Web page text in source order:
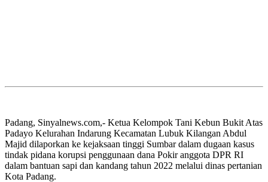
Padang, Sinyalnews.com,- Ketua Kelompok Tani Kebun Bukit Atas
Padayo Kelurahan Indarung Kecamatan Lubuk Kilangan Abdul
Majid dilaporkan ke kejaksaan tinggi Sumbar dalam dugaan kasus
tindak pidana korupsi penggunaan dana Pokir anggota DPR RI
dalam bantuan sapi dan kandang tahun 2022 melalui dinas pertanian
Kota Padang.